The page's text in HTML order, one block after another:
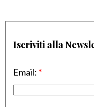
Iscriviti alla
Email: *